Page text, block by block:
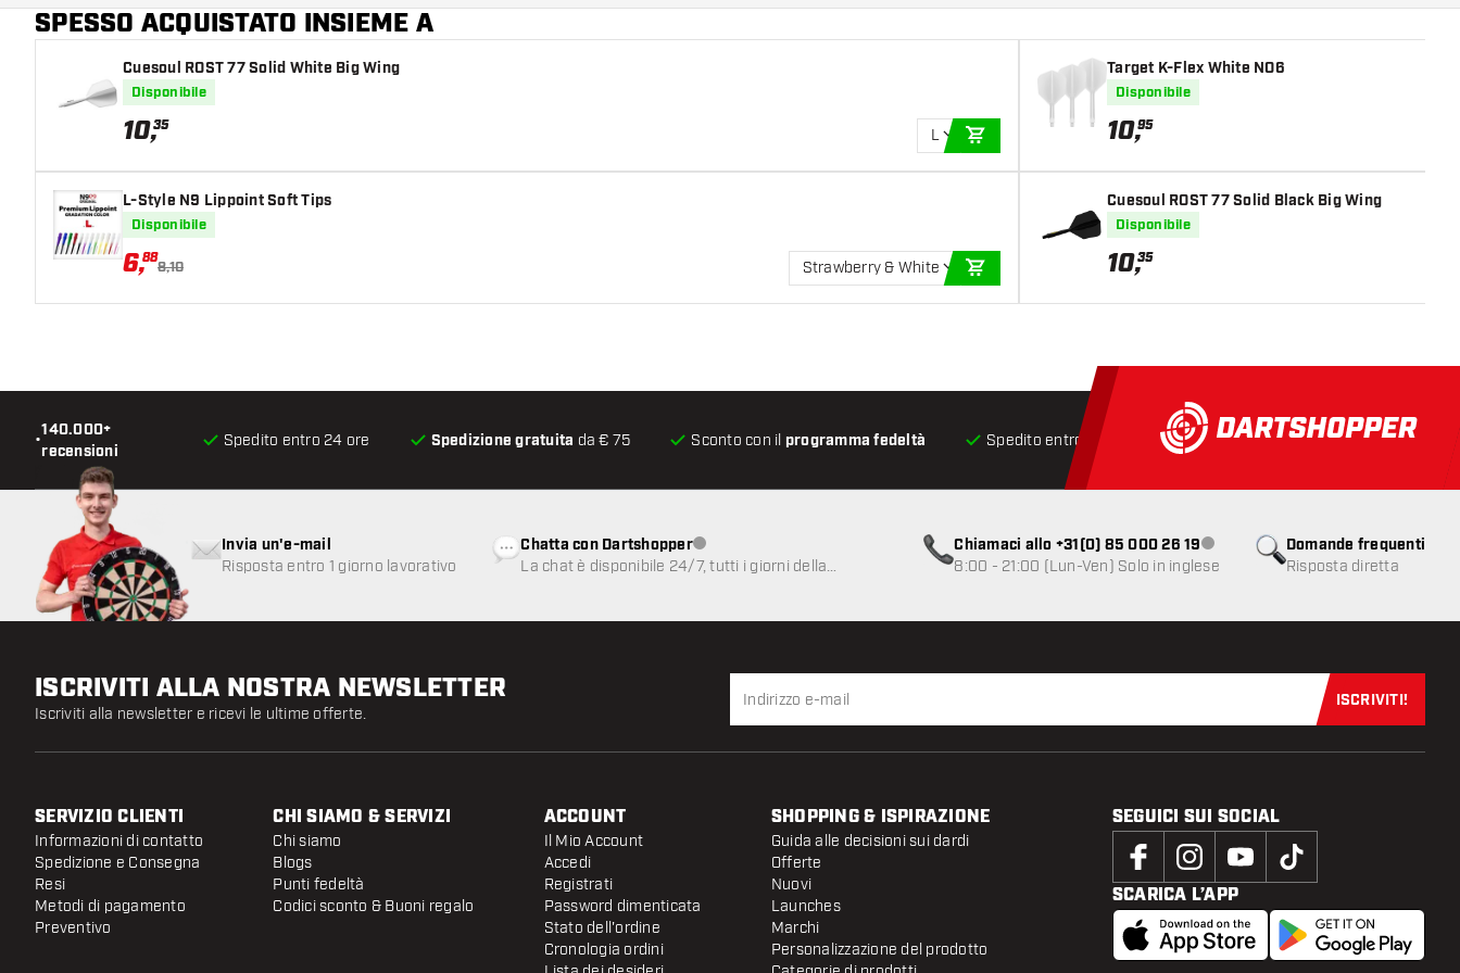
Lunghezza del shaft
SPESSO ACQUISTATO INSIEME A
Cuesoul ROST 77 Solid White Big Wing
Disponibile
10,35
L
AGGIUNGI AL CARRELLO
L-Style N9 Lippoint Soft Tips
Disponibile
6,88
8,10 Strawberry & White
AGGIUNGI AL CARRELLO
Target K-Flex White NO6
Disponibile
10,95
Cuesoul ROST 77 Solid Black Big Wing
Disponibile
10,35
•
140.000+
recensioni
Spedito entro 24 ore Spedizione gratuita da € 75 Sconto con il programma fedeltà Spedito entro 24 ore Spedizione gratuitada € 75
Domande frequenti
Risposta diretta
Invia un'e-mail
Risposta entro 1 giorno lavorativo
Chatta con DartshopperServizio clienti non disponibile
La chat è disponibile 24/7, tutti i giorni della
Chiamaci allo +31(0) 85 000 26 19Servizio clienti non disponibile
8:00 - 21:00 (Lun-Ven) Solo in inglese
ISCRIVITI ALLA NOSTRA NEWSLETTER
Iscriviti alla newsletter e ricevi le ultime offerte.
Iscriviti
ISCRIVITI!
SERVIZIO CLIENTI
Informazioni di contatto
Spedizione e Consegna
Resi
Metodi di pagamento
Preventivo
CHI SIAMO & SERVIZI
Chi siamo
Blogs
Punti fedeltà
Codici sconto & Buoni regalo
ACCOUNT
Il Mio Account
Accedi
Registrati
Password dimenticata
Stato dell'ordine
Cronologia ordini
SHOPPING & ISPIRAZIONE
Guida alle decisioni sui dardi
Offerte
Nuovi
Launches
Marchi
Personalizzazione del prodotto
SEGUICI SUI SOCIAL
SCARICA L’APP